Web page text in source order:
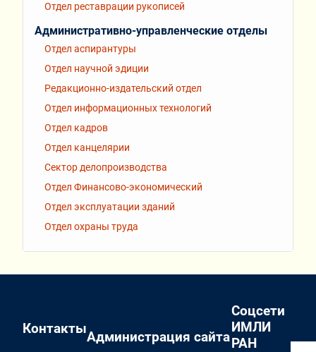
Отдел реставрации рукописей
Административно-управленческие отделы
Отдел аспирантуры
Отдел научной эдиции
Редакционно-издательский отдел
Отдел информационных технологий
Отдел кадров
Отдел канцелярии
Сектор делопроизводства
Отдел Финансово-экономический
Отдел эксплуатации зданий
Отдел охраны труда
Контакты
Администрация сайта
Соцсети
ИМЛИ
РАН